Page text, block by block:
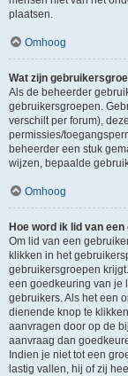
plaatsen.
Omhoog
Wat zijn
Als de beheerder
gebruikersgroepen.
verschilt per forum),
permissies/
beheerder een stuk
wijzen, bepaalde
Omhoog
Hoe word ik lid van
Om lid van een
klikken in het
gebruikersgroepen
een goedkeuring van je
gebruikers. Als het een
dienende knop te
aanvragen door op de
aanvraag dan
Indien je niet tot een
lastig vallen, hij of zij